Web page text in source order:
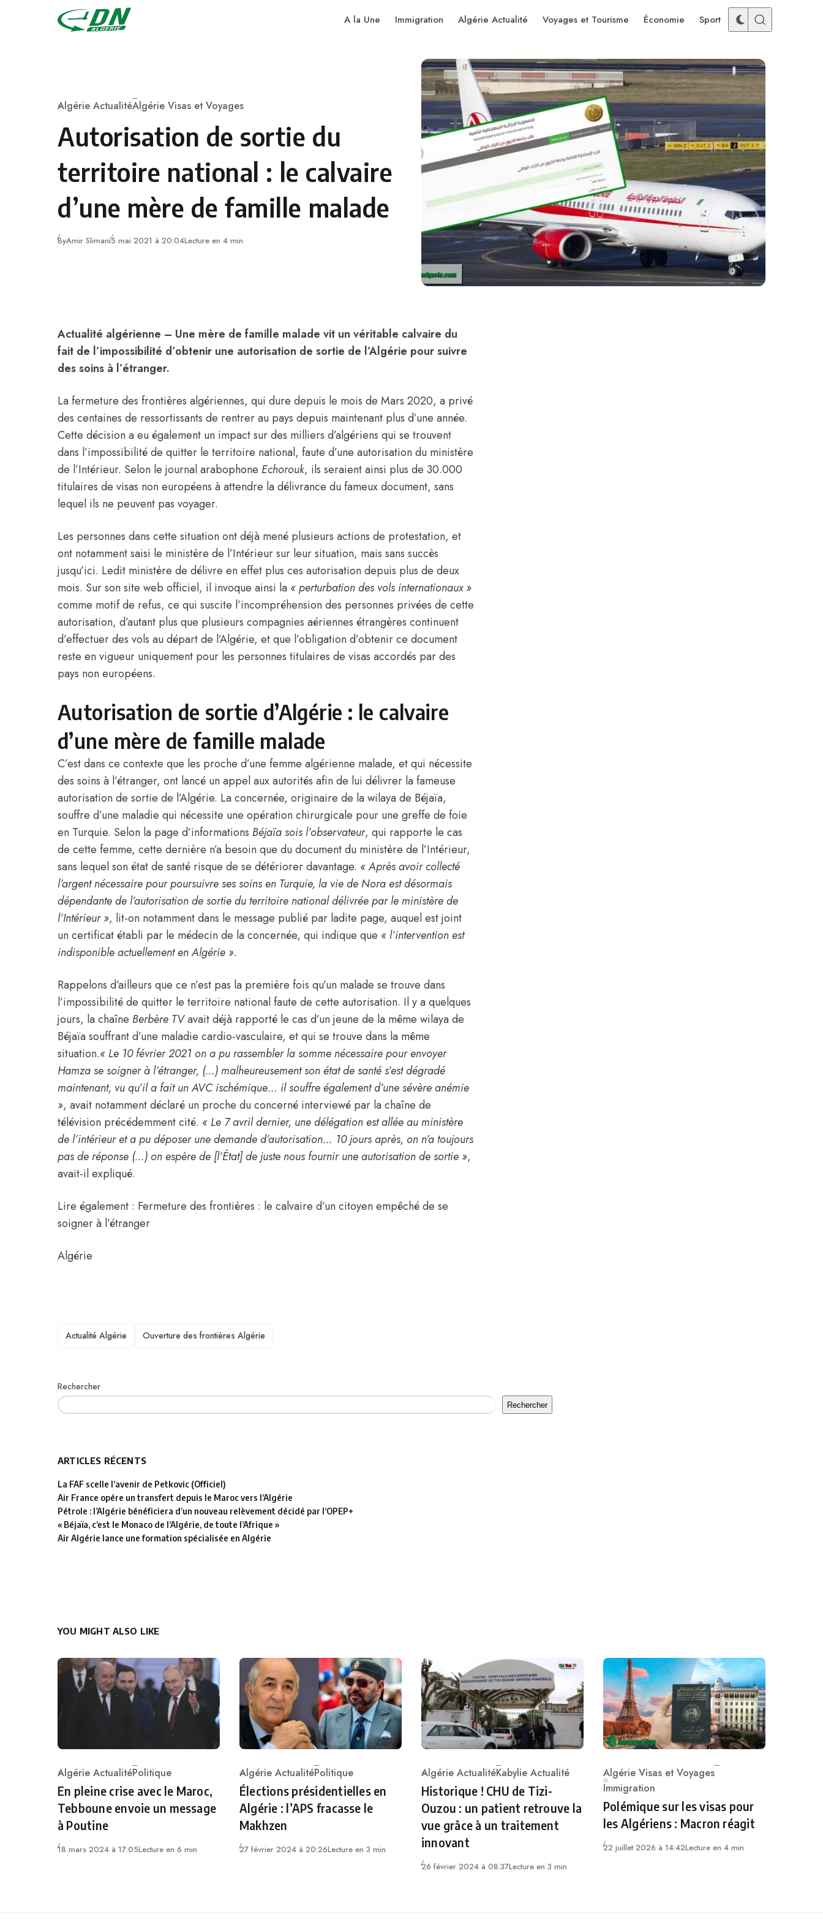
Skip to content
A la Une Immigration Algérie Actualité Voyages et Tourisme Économie Sport
Category
Algérie ActualitéAlgérie Visas et Voyages
Autorisation de sortie du
territoire national : le calvaire
d’une mère de famille malade
ByAmir Slimani5 mai 2021 à 20:04Lecture en 4 min
Actualité algérienne – Une mère de famille malade vit un véritable calvaire du
fait de l’impossibilité d’obtenir une autorisation de sortie de l’Algérie pour suivre
des soins à l’étranger.
La fermeture des frontières algériennes, qui dure depuis le mois de Mars 2020, a privé
des centaines de ressortissants de rentrer au pays depuis maintenant plus d’une année.
Cette décision a eu également un impact sur des milliers d’algériens qui se trouvent
dans l’impossibilité de quitter le territoire national, faute d’une autorisation du ministère
de l’Intérieur. Selon le journal arabophone Echorouk, ils seraient ainsi plus de 30.000
titulaires de visas non européens à attendre la délivrance du fameux document, sans
lequel ils ne peuvent pas voyager.
Les personnes dans cette situation ont déjà mené plusieurs actions de protestation, et
ont notamment saisi le ministère de l’Intérieur sur leur situation, mais sans succès
jusqu’ici. Ledit ministère de délivre en effet plus ces autorisation depuis plus de deux
mois. Sur son site web officiel, il invoque ainsi la « perturbation des vols internationaux »
comme motif de refus, ce qui suscite l’incompréhension des personnes privées de cette
autorisation, d’autant plus que plusieurs compagnies aériennes étrangères continuent
d’effectuer des vols au départ de l’Algérie, et que l’obligation d’obtenir ce document
reste en vigueur uniquement pour les personnes titulaires de visas accordés par des
pays non européens.
Autorisation de sortie d’Algérie : le calvaire
d’une mère de famille malade
C’est dans ce contexte que les proche d’une femme algérienne malade, et qui nécessite
des soins à l’étranger, ont lancé un appel aux autorités afin de lui délivrer la fameuse
autorisation de sortie de l’Algérie. La concernée, originaire de la wilaya de Béjaïa,
souffre d’une maladie qui nécessite une opération chirurgicale pour une greffe de foie
en Turquie. Selon la page d’informations Béjaïa sois l’observateur, qui rapporte le cas
de cette femme, cette dernière n’a besoin que du document du ministère de l’Intérieur,
sans lequel son état de santé risque de se détériorer davantage. « Après avoir collecté
l’argent nécessaire pour poursuivre ses soins en Turquie, la vie de Nora est désormais
dépendante de l’autorisation de sortie du territoire national délivrée par le ministère de
l’Intérieur », lit-on notamment dans le message publié par ladite page, auquel est joint
un certificat établi par le médecin de la concernée, qui indique que « l’intervention est
indisponible actuellement enAlgérie ».
Rappelons d’ailleurs que ce n’est pas la première fois qu’un malade se trouve dans
l’impossibilité de quitter le territoire national faute de cette autorisation. Il y a quelques
jours, la chaîne Berbère TVavait déjà rapporté le cas d’un jeune de la même wilaya de
Béjaïa souffrant d’une maladie cardio-vasculaire, et qui se trouve dans la même
situation.« Le 10 février 2021 on a pu rassembler la somme nécessaire pour envoyer
Hamza se soigner à l’étranger, (…) malheureusement son état de santé s’est dégradé
maintenant, vu qu’il a fait un AVC ischémique… il souffre également d’une sévère anémie
», avait notamment déclaré un proche du concerné interviewé par la chaîne de
télévision précédemment cité. « Le 7 avril dernier, une délégation est allée au ministère
de l’intérieur et a pu déposer une demande d’autorisation… 10 jours après, on n’a toujours
pas de réponse (…) on espère de [l’État] de juste nous fournir une autorisation de sortie »,
avait-il expliqué.
Lire également : Fermeture des frontières : le calvaire d’un citoyen empêché de se
soigner à l’étranger
Algérie
TAGS
Actualité Algérie Ouverture des frontières Algérie
Rechercher
Rechercher
ARTICLES RÉCENTS
La FAF scelle l’avenir de Petkovic (Officiel)
Air France opére un transfert depuis le Maroc vers l’Algérie
Pétrole : l’Algérie bénéficiera d’un nouveau relèvement décidé par l’OPEP+
« Béjaïa, c’est le Monaco de l’Algérie, de toute l’Afrique »
Air Algérie lance une formation spécialisée en Algérie
YOU MIGHT ALSO LIKE
Category
Algérie ActualitéPolitique
En pleine crise avec le Maroc,
Tebboune envoie un message
à Poutine
18 mars 2024 à 17:05Lecture en 6 min
Category
Algérie ActualitéPolitique
Élections présidentielles en
Algérie : l’APS fracasse le
Makhzen
27 février 2024 à 20:26Lecture en 3 min
Category
Algérie ActualitéKabylie Actualité
Historique ! CHU de Tizi-
Ouzou : un patient retrouve la
vue grâce à un traitement
innovant
26 février 2024 à 08:37Lecture en 3 min
Category
Algérie Visas et Voyages
Immigration
Polémique sur les visas pour
les Algériens : Macron réagit
22 juillet 2026 à 14:42Lecture en 4 min